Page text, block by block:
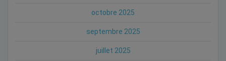
octobre 2025
septembre 2025
juillet 2025